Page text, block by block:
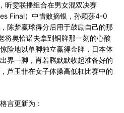
昕雯联播组合在男女混双决赛
Final）中惜败摘银，孙颖莎4-0
陈梦赢球得分后用于鼓励自己的那
将奥恰诺夫拿到铜牌那一刻的心酸
险地以单脚独立赢得金牌，日本体
界一脚，肖若腾默默收起准备好的
芦玉菲在女子体操高低杠比赛中的
言更新为：